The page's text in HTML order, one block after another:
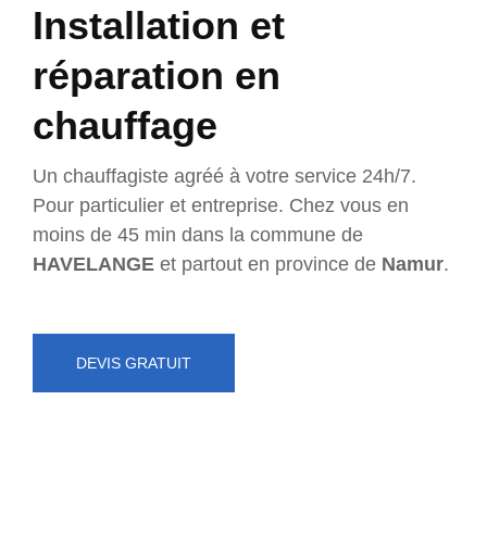
Installation et
réparation en
chauffage
Un chauffagiste agréé à votre service 24h/7.
Pour particulier et entreprise. Chez vous en
moins de 45 min dans la commune de
HAVELANGE et partout en province de Namur.
DEVIS GRATUIT